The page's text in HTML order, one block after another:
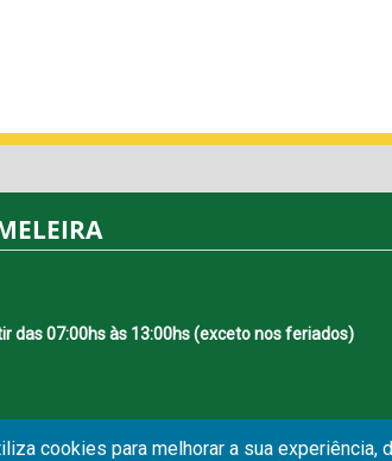
das 07:00hs às 13:00hs (exceto nos feriados)
cookies para melhorar a sua experiência,